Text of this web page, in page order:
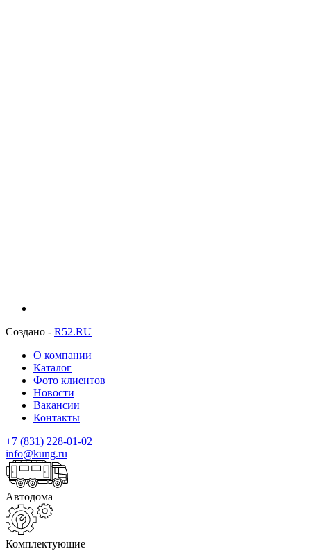
Создано - R52.RU
О компании
Каталог
Фото клиентов
Новости
Вакансии
Контакты
+7 (831) 228-01-02
info@kung.ru
Автодома
Комплектующие